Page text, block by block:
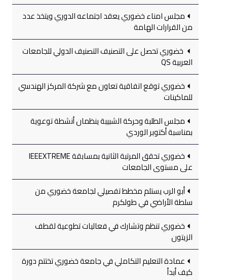
مجلس امناء خضوري يعقد اجتماعه الدوري ويتخذ عدد
من القرارات الهامة
خضوري تحصل على التصنيف التصنيف الدولي للجامعات
العربية QS
خضوري توقع اتفاقية تعاون مع شركة المركز الهندسي
للماكينات
مجلس الطلبة وحركة الشبيبة ينظمان أنشطة توعوية
بمناسبة أكتوبر الوردي
خضوري تحقق المرتبة الثانية بمسابقة IEEEXTREME
على مستوى الجامعات
أبو الرب يستلم مخطط تفصيلي لجامعة خضوري من
سلطة الأراضي في طولكرم
خضوري تنظم وتشارك في فعاليات تطوعية لقطف
الزيتون
عمادة التعليم التكاملي في جامعة خضوري تختتم دورة
كيف أبدأ